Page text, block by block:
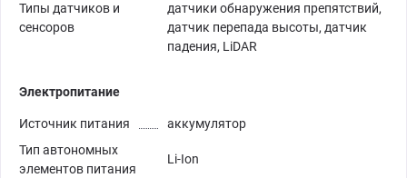
Типы датчиков и
сенсоров
датчики обнаружения препятствий,
датчик перепада высоты, датчик
падения, LiDAR
Электропитание
Источник питания
аккумулятор
Тип автономных
элементов питания
Li-Ion